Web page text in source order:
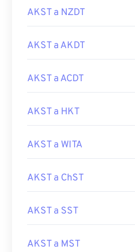
AKST a NZDT
AKST a AKDT
AKST a ACDT
AKST a HKT
AKST a WITA
AKST a ChST
AKST a SST
AKST a MST